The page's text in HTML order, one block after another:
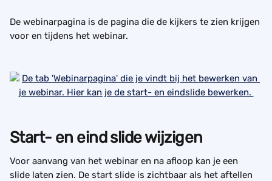
De webinarpagina is de pagina die de kijkers te zien krijgen
voor en tijdens het webinar.
Start- en eind slide wijzigen
Voor aanvang van het webinar en na afloop kan je een
slide laten zien. De start slide is zichtbaar als het aftellen